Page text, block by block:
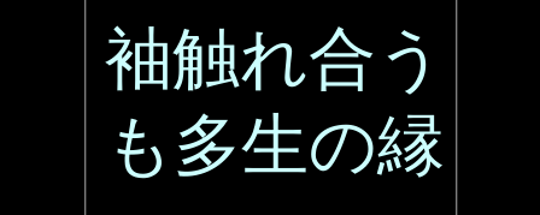
袖触れ合う
も多生の縁